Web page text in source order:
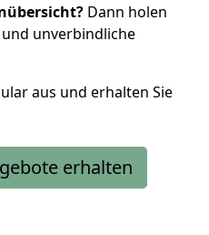
Dann holen
unverbindliche
aus und erhalten Sie
erhalten